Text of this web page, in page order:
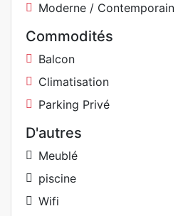
Moderne / Contemporain
Commodités
Balcon
Climatisation
Parking Privé
D'autres
Meublé
piscine
Wifi